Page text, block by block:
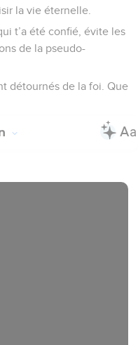
la vie éternelle.
t’a été confié, évite les
de la pseudo-
détournés de la foi. Que